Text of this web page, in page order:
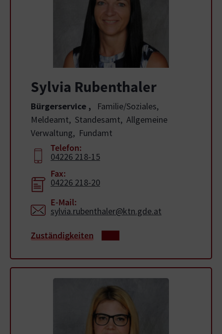
Sylvia Rubenthaler
Bürgerservice ,
Familie/Soziales,
Meldeamt, Standesamt, Allgemeine
Verwaltung, Fundamt
Telefon:
04226 218-15
Fax:
04226 218-20
E-Mail:
sylvia.rubenthaler@ktn.gde.at
Zuständigkeiten